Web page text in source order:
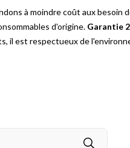
à moindre coût aux besoin
d'origine. Garantie
il est respectueux de